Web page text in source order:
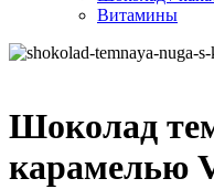
Витамины
Шоколад
карамелью